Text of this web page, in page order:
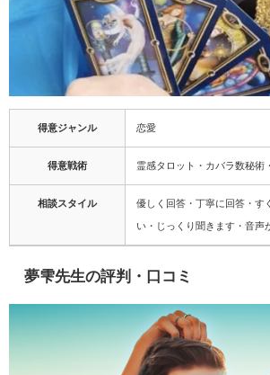
得意ジャンル 恋愛
得意戦術 霊感タロット・カバラ数秘術
相談スタイル 優しく回答・丁寧に回答・す
い・じっくり聞きます・音声
夢雫先生の評判・口コミ